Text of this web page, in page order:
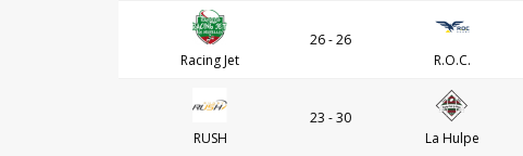
Racing Jet
26 - 26
R.O.C.
RUSH
23 - 30
La Hulpe